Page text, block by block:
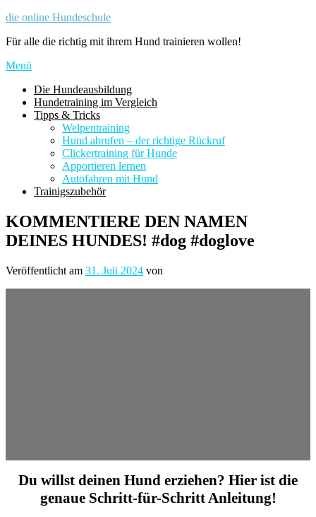
Zum
springen
die online Hundeschule
Für alle die richtig mit ihrem Hund trainieren wollen!
Menü
Die Hundeausbildung
Hundetraining im Vergleich
Tipps & Tricks
Welpentraining
Hund abrufen – der richtige Rückruf
Clickertraining für Hunde
Apportieren lernen
Autofahren mit Hund
Trainigszubehör
KOMMENTIERE DEN NAMEN
DEINES HUNDES! #dog #doglove
Veröffentlicht am 31. Juli 2024 von
Du willst deinen Hund erziehen? Hier ist die
genaue Schritt-für-Schritt Anleitung!